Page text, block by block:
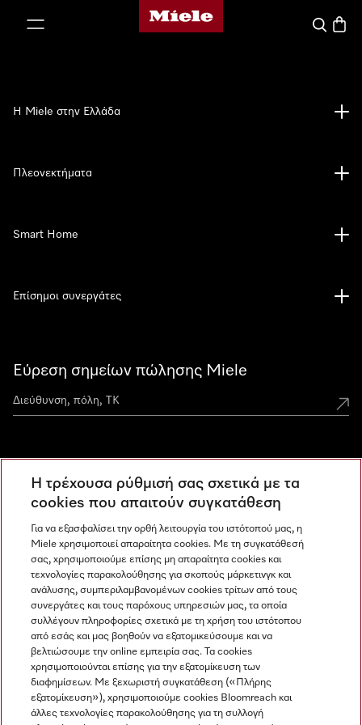
Αρχική σελίδα της Miele
Εύρεση σημείων πώλησης Miele
Ανακαλύψτε τα Miele Experience Center
Newsletter
Η Miele στην Ελλάδα
Πλεονεκτήματα
Smart Home
Επίσημοι συνεργάτες
Miele στο Instagram
Miele στο Facebook
Miele στο Youtube
Η τρέχουσα ρύθμισή σας σχετικά με τα
cookies που απαιτούν συγκατάθεση
Για να εξασφαλίσει την ορθή λειτουργία του ιστότοπού μας, η
Miele χρησιμοποιεί απαραίτητα cookies. Με τη συγκατάθεσή
σας, χρησιμοποιούμε επίσης μη απαραίτητα cookies και
τεχνολογίες παρακολούθησης για σκοπούς μάρκετινγκ και
ανάλυσης, συμπεριλαμβανομένων cookies τρίτων από τους
συνεργάτες και τους παρόχους υπηρεσιών μας, τα οποία
συλλέγουν πληροφορίες σχετικά με τη χρήση του ιστότοπου
από εσάς και μας βοηθούν να εξατομικεύσουμε και να
βελτιώσουμε την online εμπειρία σας. Τα cookies
χρησιμοποιούνται επίσης για την εξατομίκευση των
διαφημίσεων. Με ξεχωριστή συγκατάθεση («Πλήρης
εξατομίκευση»), χρησιμοποιούμε cookies Bloomreach και
άλλες τεχνολογίες παρακολούθησης για τη συλλογή